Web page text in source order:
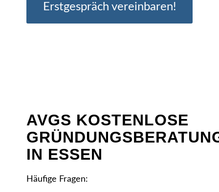
Erstgespräch vereinbaren!
AVGS KOSTENLOSE
IN ESSEN
Häufige Fragen: